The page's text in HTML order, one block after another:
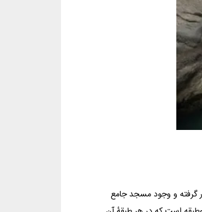
گرفته و وجود مسجد جامع